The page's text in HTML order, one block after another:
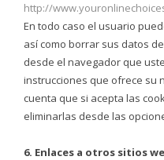
http://
En todo caso el usuario
así como borrar sus datos
desde el navegador que
instrucciones que ofrece su
cuenta que si acepta las
eliminarlas desde las
6. Enlaces a otros sitios